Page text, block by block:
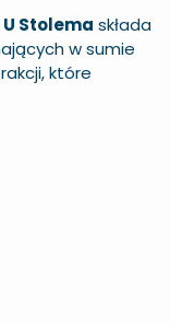
U Stolema składa
w sumie
które